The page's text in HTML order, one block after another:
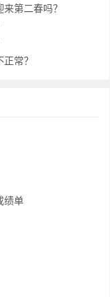
第二春吗？
常？
绩单